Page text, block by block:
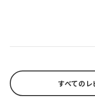
すべてのレ